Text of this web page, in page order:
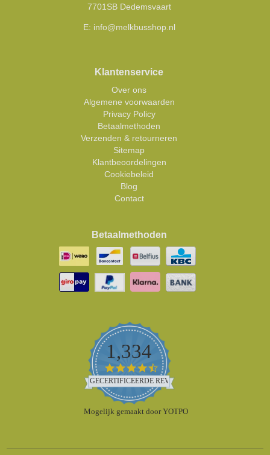
7701SB Dedemsvaart
E: info@melkbusshop.nl
Klantenservice
Over ons
Algemene voorwaarden
Privacy Policy
Betaalmethoden
Verzenden & retourneren
Sitemap
Klantbeoordelingen
Cookiebeleid
Blog
Contact
Betaalmethoden
1,334
4.5
star
rating
GECERTIFICEERDE REVIEWS
Mogelijk gemaakt door YOTPO